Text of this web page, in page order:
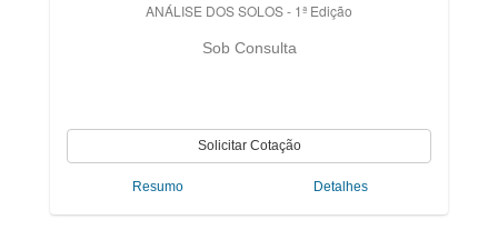
ANÁLISE DOS SOLOS - 1ª Edição
Sob Consulta
Resumo Detalhes